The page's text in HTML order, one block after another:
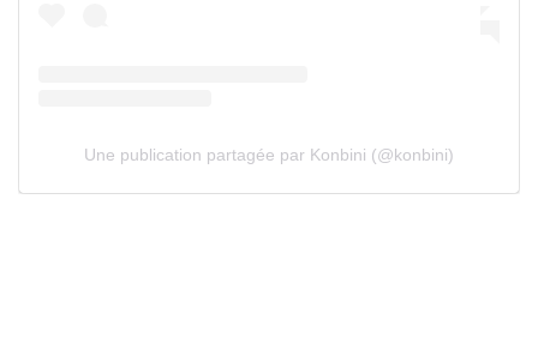
Une publication partagée par Konbini (@konbini)